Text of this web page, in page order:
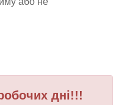
дні!!!